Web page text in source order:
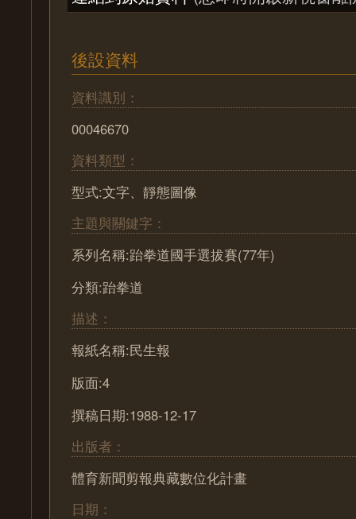
後設資料
資料識別：
00046670
資料類型：
型式:文字、靜態圖像
主題與關鍵字：
系列名稱:跆拳道國手選拔賽(77年)
分類:跆拳道
描述：
報紙名稱:民生報
版面:4
撰稿日期:1988-12-17
出版者：
體育新聞剪報典藏數位化計畫
日期：